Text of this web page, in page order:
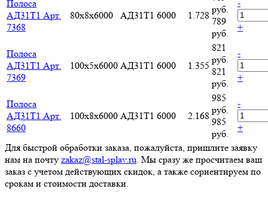
Полоса
АД31Т1 Арт.
7368
80х8х6000 АД31Т1 6000 1.728
руб.
789
руб.
-
+
Полоса
АД31Т1 Арт.
7369
100х5х6000 АД31Т1 6000 1.355
821
руб.
821
руб.
-
+
Полоса
АД31Т1 Арт.
8660
100х8х6000 АД31Т1 6000 2.168
985
руб.
985
руб.
-
+
Для быстрой обработки заказа, пожалуйста, пришлите заявку
нам на почту zakaz@stal-splav.ru . Мы сразу же просчитаем ваш
заказ с учетом действующих скидок, а также сориентируем по
срокам и стоимости доставки.